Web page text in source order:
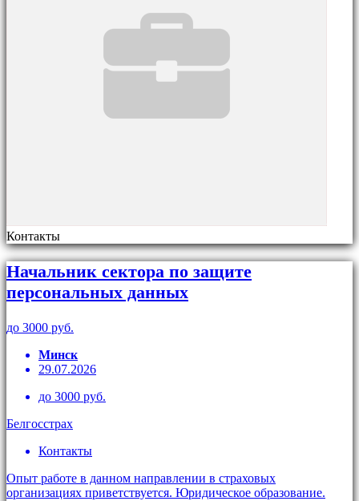
Контакты
Начальник сектора по защите
персональных данных
до 3000 руб.
Минск
29.07.2026
до 3000 руб.
Белгосстрах
Контакты
Опыт работе в данном направлении в страховых
организациях приветствуется. Юридическое образование.